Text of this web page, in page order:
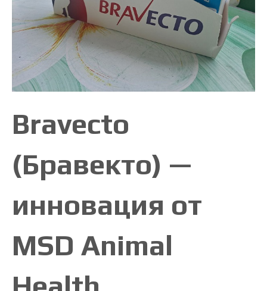
Bravecto
(Бравекто) —
инновация от
MSD Animal